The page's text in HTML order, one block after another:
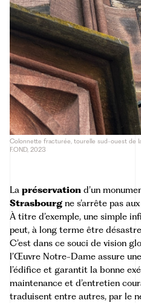
Colonnette fracturée, tourelle sud-ouest de
F.OND, 2023
La préservation d’un
Strasbourg ne s’arrête pas
À titre d’exemple, une simple
peut, à long terme être
C’est dans ce souci de vision
l’Œuvre Notre-Dame assure une
l’édifice et garantit la bonne
maintenance et d’entretien
traduisent entre autres, par le